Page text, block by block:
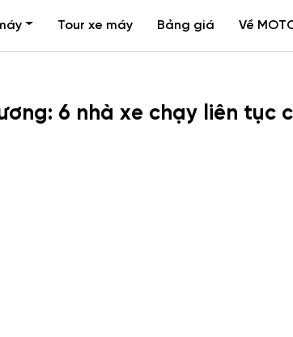
Tour xe máy Bảng giá Về
6 nhà xe chạy liên tục